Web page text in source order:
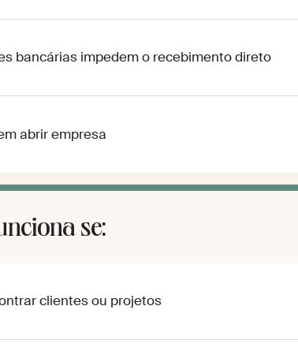
bancárias impedem o recebimento direto
abrir empresa
se:
clientes ou projetos